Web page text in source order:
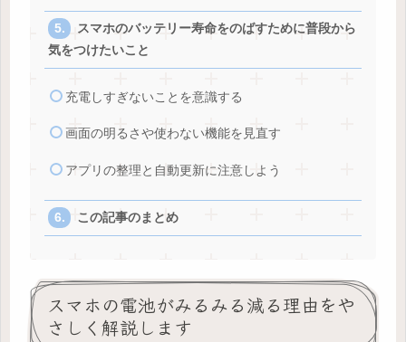
スマホのバッテリー寿命をのばすために普段から
気をつけたいこと
充電しすぎないことを意識する
画面の明るさや使わない機能を見直す
アプリの整理と自動更新に注意しよう
この記事のまとめ
スマホの電池がみるみる減る理由をや
さしく解説します